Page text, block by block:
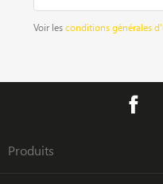
Voir lesconditions générales
Produits